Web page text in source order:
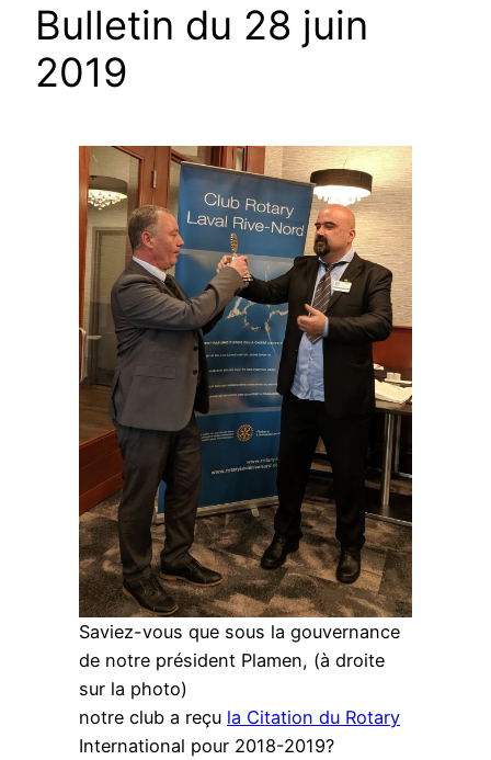
Bulletin du 28 juin
2019
Saviez-vous que sous la gouvernance
de notre président Plamen, (à droite
sur la photo)
notre club a reçu la Citation du Rotary
International pour 2018-2019?